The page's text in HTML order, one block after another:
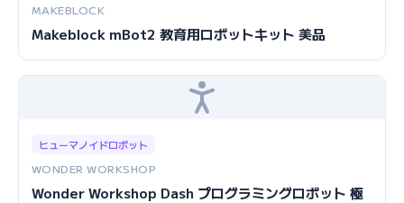
MAKEBLOCK
Makeblock mBot2 教育用ロボットキット 美品
ヒューマノイドロボット
WONDER WORKSHOP
Wonder Workshop Dash プログラミングロボット 極